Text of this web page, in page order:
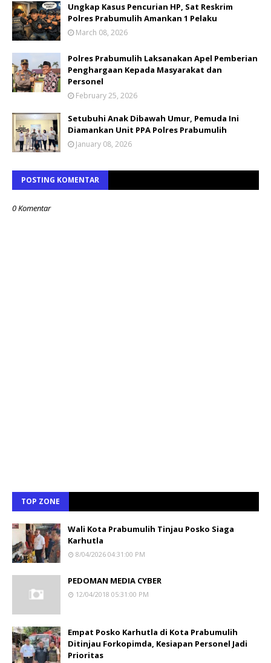
Ungkap Kasus Pencurian HP, Sat Reskrim
Polres Prabumulih Amankan 1 Pelaku
March 08, 2026
Polres Prabumulih Laksanakan Apel Pemberian
Penghargaan Kepada Masyarakat dan
Personel
February 25, 2026
Setubuhi Anak Dibawah Umur, Pemuda Ini
Diamankan Unit PPA Polres Prabumulih
January 08, 2026
POSTING KOMENTAR
0 Komentar
TOP ZONE
Wali Kota Prabumulih Tinjau Posko Siaga
Karhutla
8/04/2026 04:31:00 PM
PEDOMAN MEDIA CYBER
12/04/2018 05:31:00 PM
Empat Posko Karhutla di Kota Prabumulih
Ditinjau Forkopimda, Kesiapan Personel Jadi
Prioritas